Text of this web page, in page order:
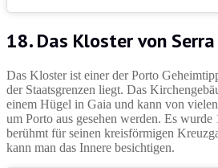
18. Das Kloster von
Das Kloster ist einer der Porto
der Staatsgrenzen liegt. Das
einem Hügel in Gaia und kann von
um Porto aus gesehen werden. Es wurde
berühmt für seinen kreisförmigen
kann man das Innere besichtigen.